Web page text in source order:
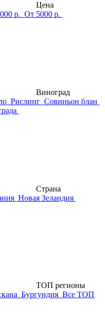
Цена
р. От 5000 р.
Виноград
Рислинг Совиньон блан
Страна
Новая Зеландия
ТОП регионы
Бургундия Все ТОП